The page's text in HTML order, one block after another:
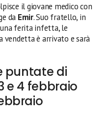
il giovane medico con
da Emir. Suo fratello, in
una ferita infetta, le
vendetta è arrivato e sarà
puntate di
e 4 febbraio